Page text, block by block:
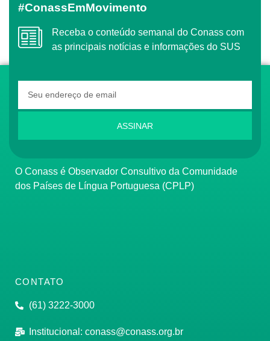
#ConassEmMovimento
Receba o conteúdo semanal do Conass com
as principais notícias e informações do SUS
ASSINAR
O Conass é Observador Consultivo da Comunidade
dos Países de Língua Portuguesa (CPLP)
CONTATO
(61) 3222-3000
Institucional: conass@conass.org.br